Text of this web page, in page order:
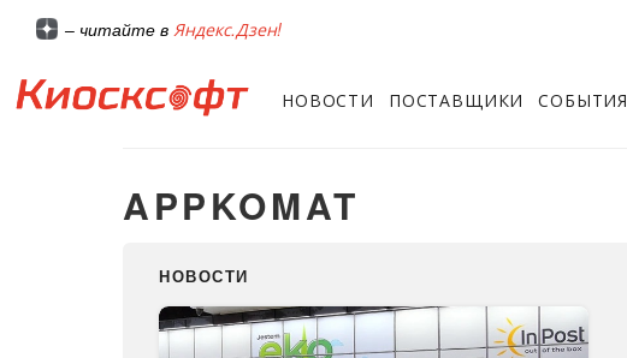
– читайте в Яндекс.Дзен!
НОВОСТИ ПОСТАВЩИКИ СОБЫТИЯ
APPKOMAT
НОВОСТИ